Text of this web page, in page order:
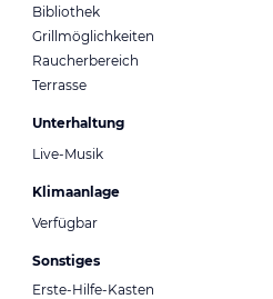
Bibliothek
Grillmöglichkeiten
Raucherbereich
Terrasse
Unterhaltung
Live-Musik
Klimaanlage
Verfügbar
Sonstiges
Erste-Hilfe-Kasten